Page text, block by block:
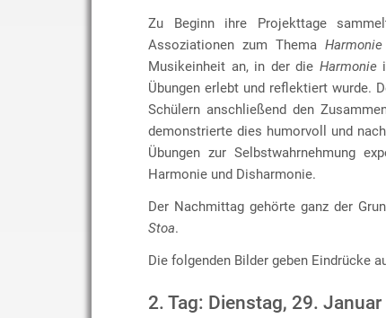
Zu Beginn ihre Projekttage
Assoziationen zum Thema Harmonie
Musikeinheit an, in der die Harmonie
Übungen erlebt und reflektiert wurde.
Schülern anschließend den
demonstrierte dies humorvoll und
Übungen zur Selbstwahrnehmung
Harmonie und Disharmonie.
Der Nachmittag gehörte ganz der
Stoa.
Die folgenden Bilder geben Eindrücke
2. Tag: Dienstag, 29.